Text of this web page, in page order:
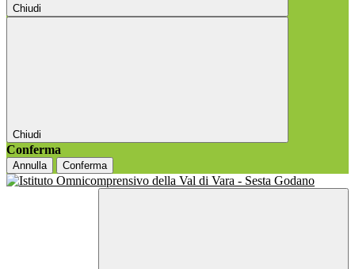
Chiudi
Chiudi
Conferma
Annulla Conferma